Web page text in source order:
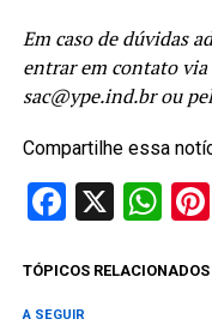
Em caso de dúvidas
entrar em contato
sac@ype.ind.br ou
Compartilhe essa
X
TÓPICOS RELACIONADOS
A SEGUIR